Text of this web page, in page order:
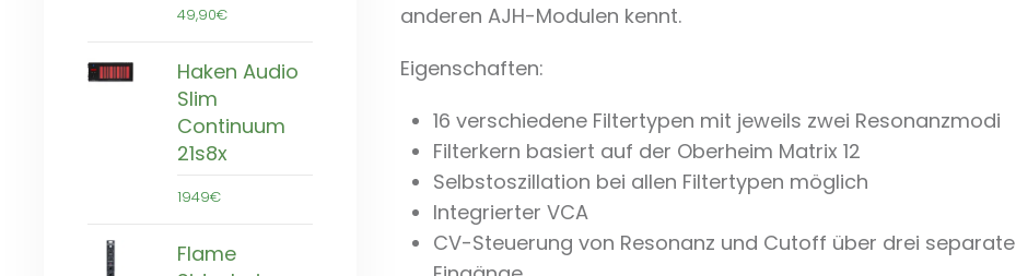
49,90€
Haken Audio
Slim
Continuum
21s8x
1949€
Flame
anderen AJH-Modulen kennt.
Eigenschaften:
16 verschiedene Filtertypen mit jeweils zwei Resonanzmodi
Filterkern basiert auf der Oberheim Matrix 12
Selbstoszillation bei allen Filtertypen möglich
Integrierter VCA
CV-Steuerung von Resonanz und Cutoff über drei separate